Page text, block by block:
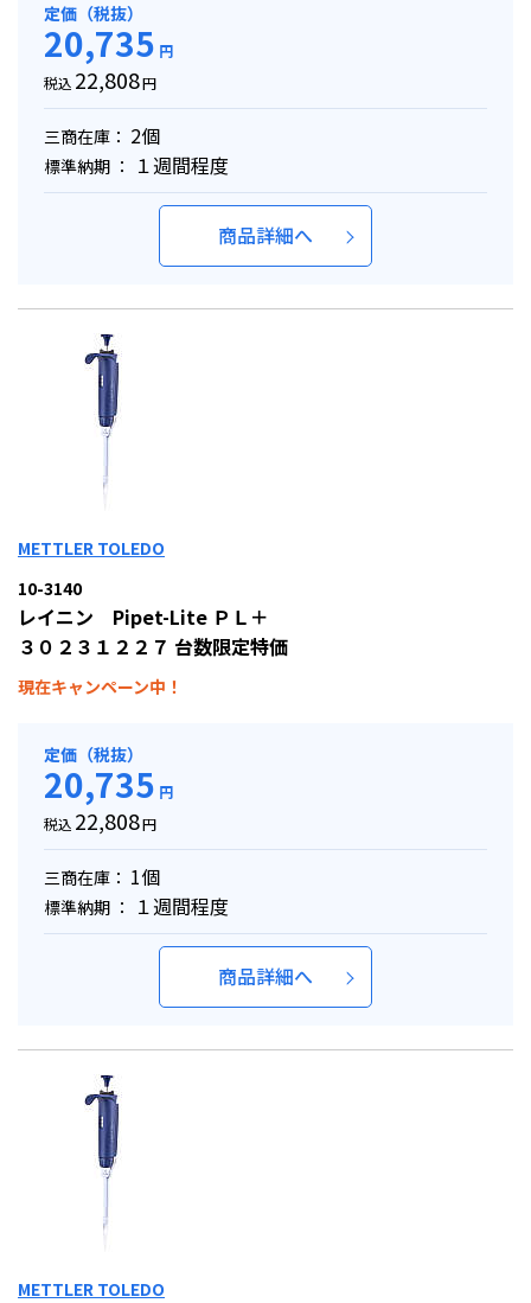
定価（税抜）
20,735 円
税込 22,808円
三商在庫： 2個
標準納期 ： １週間程度
商品詳細へ
METTLER TOLEDO
10-3140
レイニン Pipet-Lite ＰＬ＋
３０２３１２２７ 台数限定特価
現在キャンペーン中！
定価（税抜）
20,735 円
税込 22,808円
三商在庫： 1個
標準納期 ： １週間程度
商品詳細へ
METTLER TOLEDO